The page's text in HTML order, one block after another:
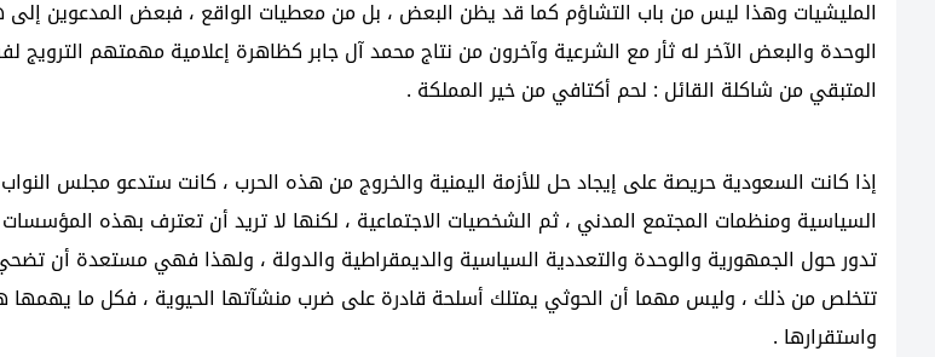
المليشيات وهذا ليس من باب التشاؤم كما قد يظن البعض ، بل من معطيات الواقع ، فبعض المدعوين إلى
الوحدة والبعض الآخر له ثأر مع الشرعية وآخرون من نتاج محمد آل جابر كظاهرة إعلامية مهمتهم الترويج
المتبقي من شاكلة القائل : لحم أكتافي من خير المملكة .
إذا كانت السعودية حريصة على إيجاد حل للأزمة اليمنية والخروج من هذه الحرب ، كانت ستدعو مجلس
السياسية ومنظمات المجتمع المدني ، ثم الشخصيات الاجتماعية ، لكنها لا تريد أن تعترف بهذه
تدور حول الجمهورية والوحدة والتعددية السياسية والديمقراطية والدولة ، ولهذا فهي مستعدة أن
تتخلص من ذلك ، وليس مهما أن الحوثي يمتلك أسلحة قادرة على ضرب منشآتها الحيوية ، فكل ما يهمها
واستقرارها .